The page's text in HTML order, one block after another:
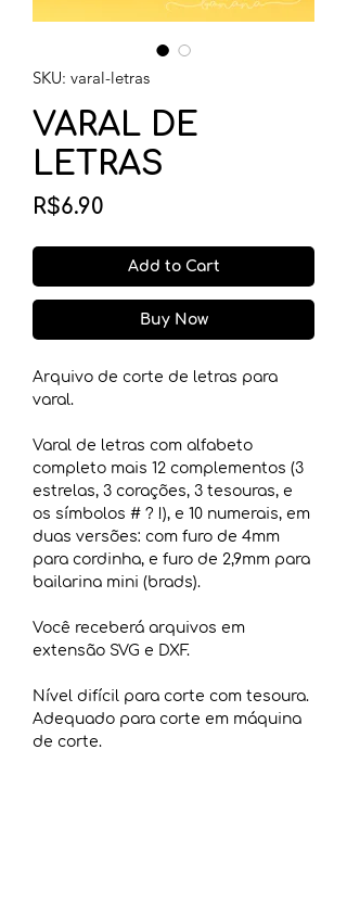
SKU: varal-letras
VARAL DE
LETRAS
R$6.90
Add to Cart
Buy Now
Arquivo de corte de letras para
varal.
Varal de letras com alfabeto
completo mais 12 complementos (3
estrelas, 3 corações, 3 tesouras, e
os símbolos # ? !), e 10 numerais, em
duas versões: com furo de 4mm
para cordinha, e furo de 2,9mm para
bailarina mini (brads).
Você receberá arquivos em
extensão SVG e DXF.
Nível difícil para corte com tesoura.
Adequado para corte em máquina
de corte.